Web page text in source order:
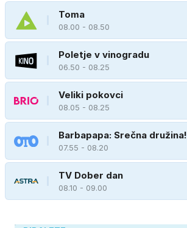
Toma
08.00 - 08.50
Poletje v vinogradu
06.50 - 08.25
Veliki pokovci
08.05 - 08.25
Barbapapa: Srečna družina!
07.55 - 08.20
TV Dober dan
08.10 - 09.00